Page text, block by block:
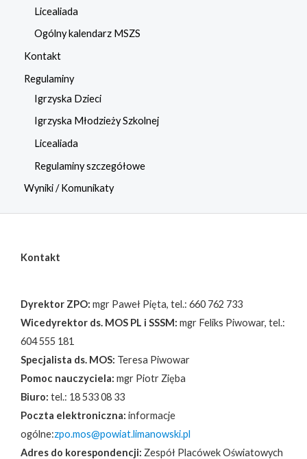
Licealiada
Ogólny kalendarz MSZS
Kontakt
Regulaminy
Igrzyska Dzieci
Igrzyska Młodzieży Szkolnej
Licealiada
Regulaminy szczegółowe
Wyniki / Komunikaty
Kontakt
Dyrektor ZPO: mgr Paweł Pięta, tel.: 660 762 733
Wicedyrektor ds. MOS PL i SSSM: mgr Feliks Piwowar, tel.:
604 555 181
Specjalista ds. MOS: Teresa Piwowar
Pomoc nauczyciela: mgr Piotr Zięba
Biuro: tel.: 18 533 08 33
Poczta elektroniczna: informacje
ogólne:zpo.mos@powiat.limanowski.pl
Adres do korespondencji: Zespół Placówek Oświatowych